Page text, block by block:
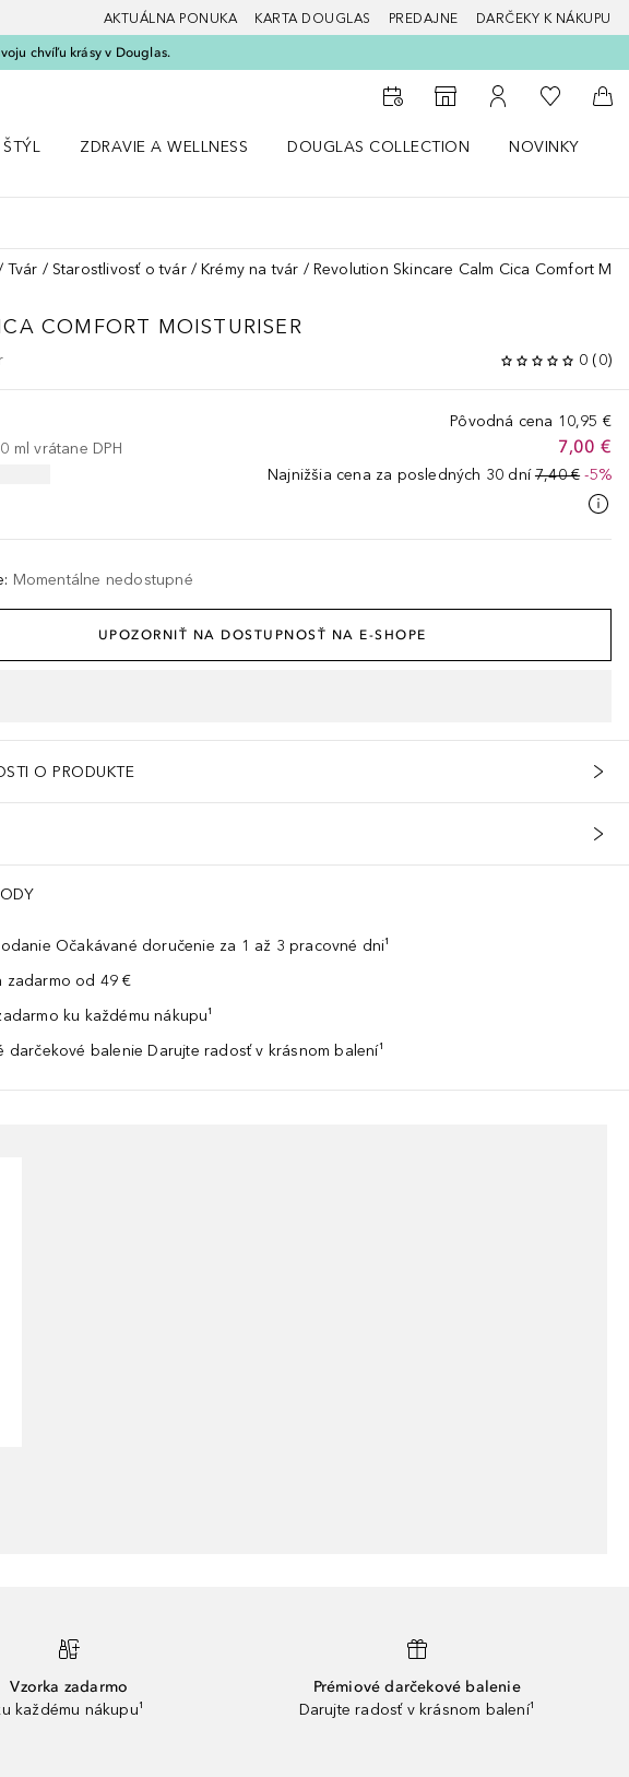
AKTUÁLNA PONUKA KARTA DOUGLAS PREDAJNE DARČEKY K NÁKUPU
chvíľu krásy v Douglas.
Do vyhľadávača predajní
Do môjho účtu
Do môjho
Do
ZDRAVIE A WELLNESS
DOUGLAS COLLECTION
NOVINKY
Tvár Starostlivosť o tvár Krémy na tvár Revolution Skincare Calm Cica Comfort
COMFORT MOISTURISER
0 (0)
Pôvodná cena 10,95 €
7,00 €
Najnižšia cena za posledných 30 dní 7,40 €-5%
ml vrátane DPH
: Momentálne nedostupné
UPOZORNIŤ NA DOSTUPNOSŤ NA E-SHOPE
O PRODUKTE
Očakávané doručenie za 1 až 3 pracovné dni¹
zadarmo od 49 €
ku každému nákupu¹
darčekové balenie Darujte radosť v krásnom balení¹
Vzorka zadarmo
každému nákupu¹
Prémiové darčekové balenie
Darujte radosť v krásnom balení¹